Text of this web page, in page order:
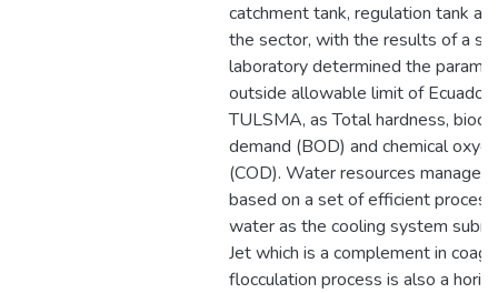
catchment tank, regulation tank
the sector, with the results of a
laboratory determined the
outside allowable limit of
TULSMA, as Total hardness,
demand (BOD) and chemical
(COD). Water resources
based on a set of efficient
water as the cooling system
Jet which is a complement in
flocculation process is also a